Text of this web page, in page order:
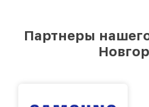
лучшим сервисным
Нижнем Новгороде,
Партнеры